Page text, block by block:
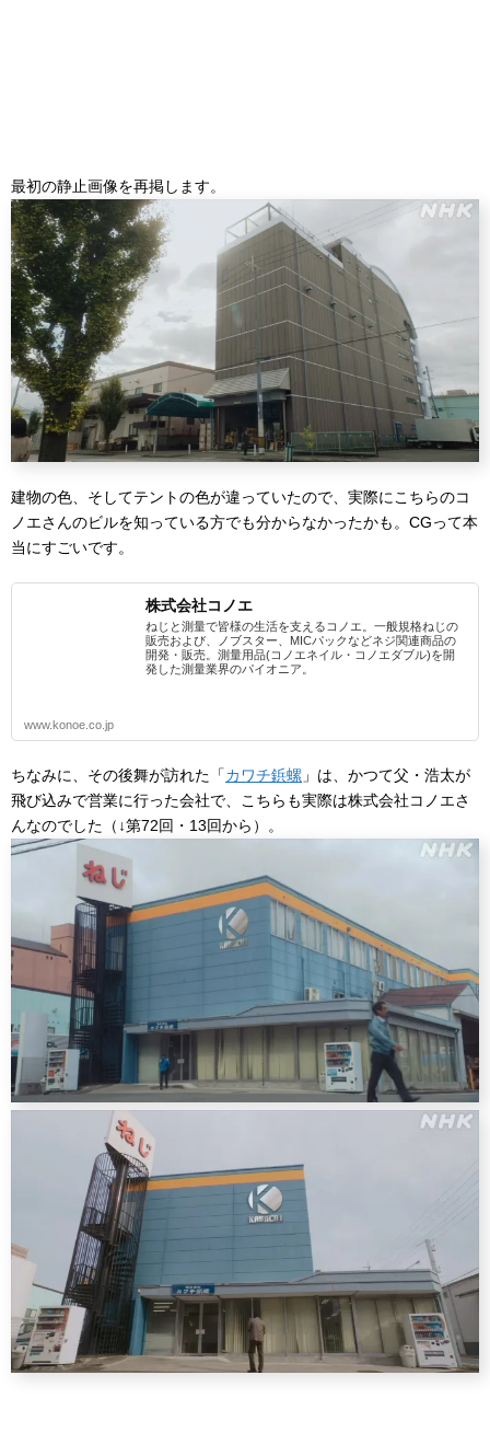
最初の静止画像を再掲します。
建物の色、そしてテントの色が違っていたので、実際にこちらのコ
ノエさんのビルを知っている方でも分からなかったかも。CGって本
当にすごいです。
株式会社コノエ
ねじと測量で皆様の生活を支えるコノエ。一般規格ねじの
販売および、ノブスター、MICパックなどネジ関連商品の
開発・販売。測量用品(コノエネイル・コノエダブル)を開
発した測量業界のパイオニア。
www.konoe.co.jp
ちなみに、その後舞が訪れた「カワチ鋲螺 」は、かつて父・浩太が
飛び込みで営業に行った会社で、こちらも実際は株式会社コノエさ
んなのでした（↓第72回・13回から）。